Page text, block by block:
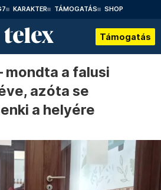
KARAKTER TÁMOGATÁS SHOP
Támogatás
mondta a falusi
azóta se
a helyére